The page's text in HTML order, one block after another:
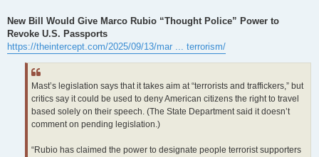
New Bill Would Give Marco Rubio “Thought Police” Power to
Revoke U.S. Passports
https://theintercept.com/2025/09/13/mar ... terrorism/
Mast’s legislation says that it takes aim at “terrorists and traffickers,” but
critics say it could be used to deny American citizens the right to travel
based solely on their speech. (The State Department said it doesn’t
comment on pending legislation.)
“Rubio has claimed the power to designate people terrorist supporters